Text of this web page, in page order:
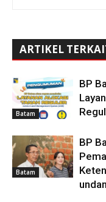
ARTIKEL
Batam
BP
Batam
BP